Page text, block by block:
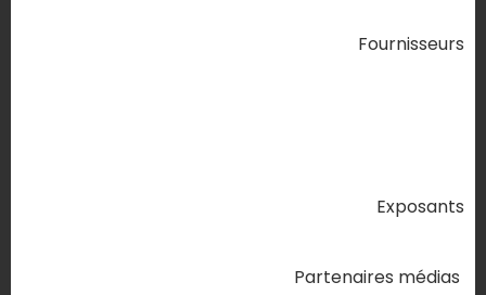
Fournisseurs
Exposants
Partenaires médias